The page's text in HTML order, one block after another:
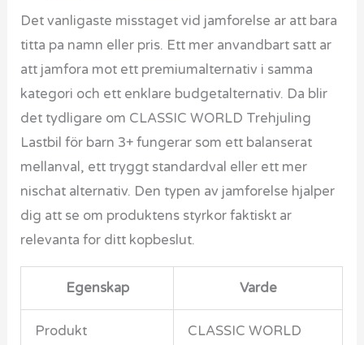
Det vanligaste misstaget vid jamforelse ar att bara
titta pa namn eller pris. Ett mer anvandbart satt ar
att jamfora mot ett premiumalternativ i samma
kategori och ett enklare budgetalternativ. Da blir
det tydligare om CLASSIC WORLD Trehjuling
Lastbil för barn 3+ fungerar som ett balanserat
mellanval, ett tryggt standardval eller ett mer
nischat alternativ. Den typen av jamforelse hjalper
dig att se om produktens styrkor faktiskt ar
relevanta for ditt kopbeslut.
Egenskap Varde
Produkt
CLASSIC WORLD